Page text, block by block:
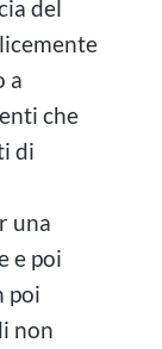
del
a
che
di
una
e poi
poi
non